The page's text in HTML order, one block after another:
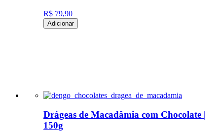
R$ 79,90
Adicionar
Drágeas de Macadâmia com Chocolate |
150g